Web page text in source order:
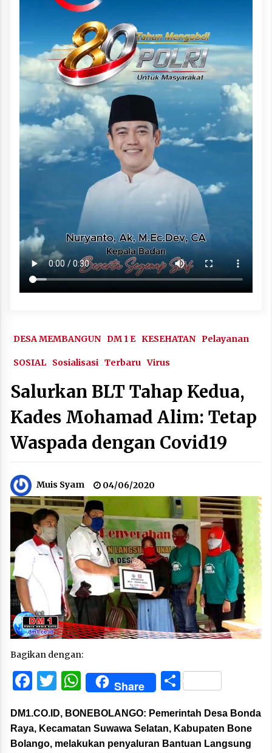
DESA MEMBANGUN DM 1 E KESEHATAN Pelayanan
SOSIAL Sosialisasi Terbaru Virus
Salurkan BLT Tahap Kedua,
Kades Mohamad Alim: Tetap
Waspada dengan Covid19
Muis Syam 04/06/2020
Bagikan dengan:
Facebook
Twitter
WhatsApp
Share Share
DM1.CO.ID, BONEBOLANGO: Pemerintah Desa Bonda
Raya, Kecamatan Suwawa Selatan, Kabupaten Bone
Bolango, melakukan penyaluran Bantuan Langsung